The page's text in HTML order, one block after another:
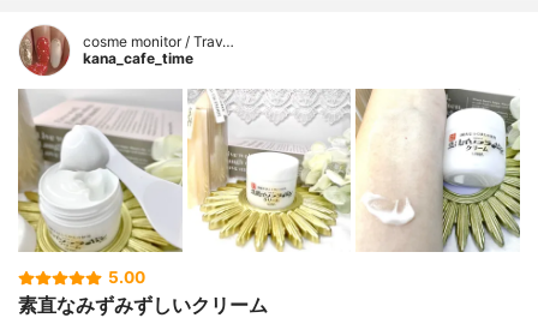
cosme monitor / Trav…
kana_cafe_time
5.00
素直なみずみずしいクリーム